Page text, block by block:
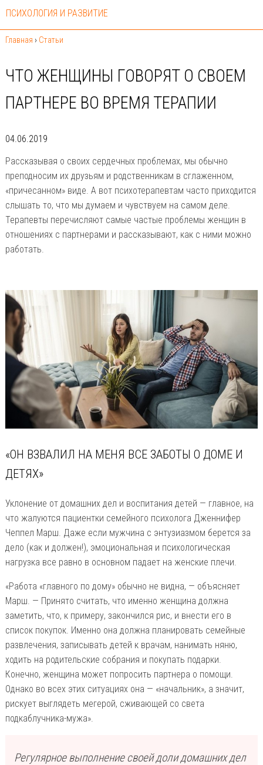
ПСИХОЛОГИЯ И РАЗВИТИЕ
Главная › Статьи
ЧТО ЖЕНЩИНЫ ГОВОРЯТ О СВОЕМ
ПАРТНЕРЕ ВО ВРЕМЯ ТЕРАПИИ
04.06.2019
Рассказывая о своих сердечных проблемах, мы обычно
преподносим их друзьям и родственникам в сглаженном,
«причесанном» виде. А вот психотерапевтам часто приходится
слышать то, что мы думаем и чувствуем на самом деле.
Терапевты перечисляют самые частые проблемы женщин в
отношениях с партнерами и рассказывают, как с ними можно
работать.
«ОН ВЗВАЛИЛ НА МЕНЯ ВСЕ ЗАБОТЫ О ДОМЕ И
ДЕТЯХ»
Уклонение от домашних дел и воспитания детей — главное, на
что жалуются пациентки семейного психолога Дженнифер
Чеппел Марш. Даже если мужчина с энтузиазмом берется за
дело (как и должен!), эмоциональная и психологическая
нагрузка все равно в основном падает на женские плечи.
«Работа «главного по дому» обычно не видна, — объясняет
Марш. — Принято считать, что именно женщина должна
заметить, что, к примеру, закончился рис, и внести его в
список покупок. Именно она должна планировать семейные
развлечения, записывать детей к врачам, нанимать няню,
ходить на родительские собрания и покупать подарки.
Конечно, женщина может попросить партнера о помощи.
Однако во всех этих ситуациях она — «начальник», а значит,
рискует выглядеть мегерой, сживающей со света
подкаблучника-мужа».
Регулярное выполнение своей доли домашних дел